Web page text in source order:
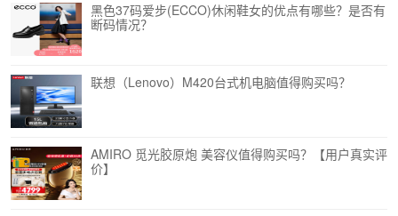
黑色37码爱步(ECCO)休闲鞋女的优点有哪些？是否有
断码情况？
联想（Lenovo）M420台式机电脑值得购买吗？
AMIRO 觅光胶原炮 美容仪值得购买吗？【用户真实评
价】